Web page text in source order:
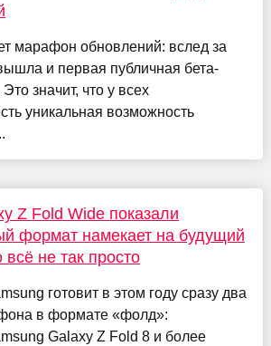
марафон обновлений: вслед за
и первая публичная бета-
значит, что у всех
уникальная возможность
Z Fold Wide показали
формат намекает на будущий
не так просто
готовит в этом году сразу два
в формате «фолд»:
Galaxy Z Fold 8 и более